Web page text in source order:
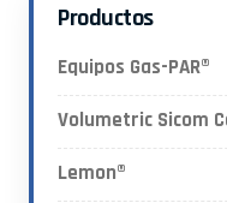
Productos
Equipos Gas-PAR®
Volumetric Sicom
Lemon®